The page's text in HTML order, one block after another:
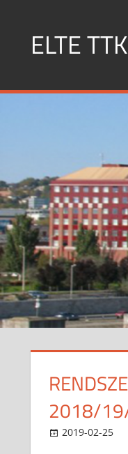
contentELTE
2018/
2019-02-25